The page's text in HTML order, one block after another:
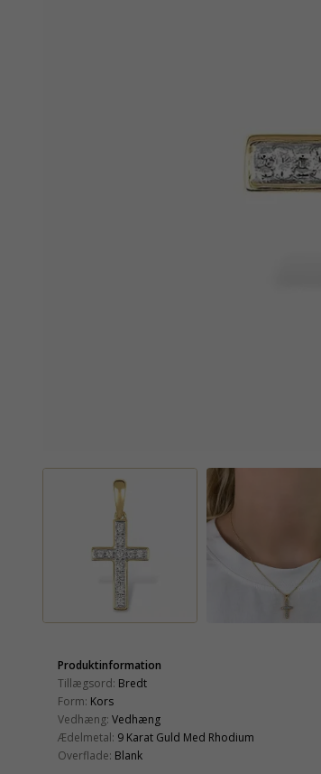
Produktinformation
Tillægsord: Bredt
Form: Kors
Vedhæng: Vedhæng
Ædelmetal: 9 Karat Guld Med Rhodium
Overflade: Blank